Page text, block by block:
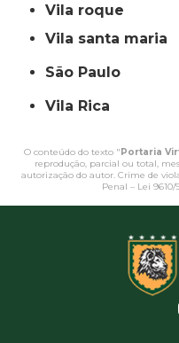
vila roque
vila santa maria
São Paulo
Vila Rica
O conteúdo do texto " Portaria
reprodução, parcial ou total,
autorização do autor. Crime de
Penal – Lei